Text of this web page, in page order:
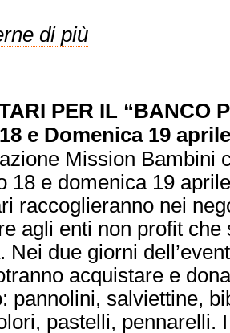
di più
PER IL “BANCO
e Domenica 19
Mission Bambini
18 e domenica 19
raccoglieranno nei
agli enti non profit
Nei due giorni
acquistare e
pannolini, salviettine,
pastelli, pennarelli.